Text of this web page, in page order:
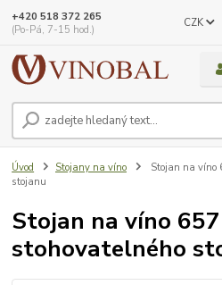
CZK
+420 518 372 265
(Po-Pá, 7-15 hod.)
Úvod Stojany na víno
Stojan na víno
stojanu
Stojan na víno
stohovatelného